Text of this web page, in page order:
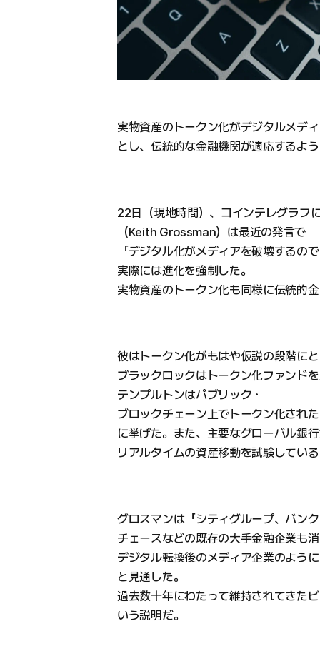
実物資産のトークン化がデジタルメデ
とし、伝統的な金融機関が適応するよ
22日（現地時間）、コインテレグラフ
（Keith Grossman）は最近の発言で
「デジタル化がメディアを破壊するの
実際には進化を強制した。
実物資産のトークン化も同様に伝統的
彼はトークン化がもはや仮説の段階に
ブラックロックはトークン化ファンド
テンプルトンはパブリック・
ブロックチェーン上でトークン化され
に挙げた。また、主要なグローバル銀
リアルタイムの資産移動を試験してい
グロスマンは「シティグループ、バン
チェースなどの既存の大手金融企業も
デジタル転換後のメディア企業のよう
と見通した。
過去数十年にわたって維持されてきた
いう説明だ。